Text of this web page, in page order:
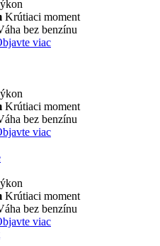
Krútiaci moment
bez benzínu
viac
Krútiaci moment
bez benzínu
viac
Krútiaci moment
bez benzínu
viac